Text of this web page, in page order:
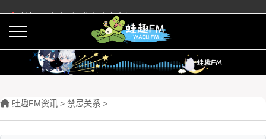
蛙趣FM有声剧预告与内容介绍
蛙趣FM资讯 > 禁忌关系 >